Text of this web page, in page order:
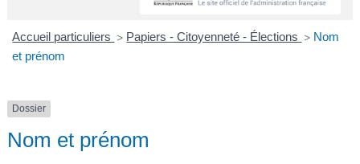
Accueil particuliers > Papiers - Citoyenneté - Élections > Nom
et prénom
Dossier
Nom et prénom